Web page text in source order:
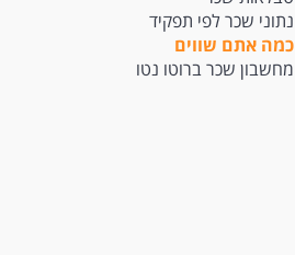
נתוני שכר לפי תפקיד
כמה אתם שווים
מחשבון שכר ברוטו נטו